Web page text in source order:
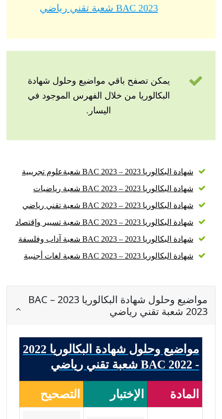
BAC 2023 شعبة تقني رياضي
يمكن تصفح باقي مواضيع وحلول شهادة
البكالوريا من خلال الفهرس الموجود في
اليسار.
شهادة البكالوريا 2023 – BAC 2023 شعبةعلوم تجريبية
شهادة البكالوريا 2023 – BAC 2023 شعبة رياضيات
شهادة البكالوريا 2023 – BAC 2023 شعبة تقني رياضي
شهادة البكالوريا 2023 – BAC 2023 شعبة تسيير وإقتصاد
شهادة البكالوريا 2023 – BAC 2023 شعبة آداب وفلسفة
شهادة البكالوريا 2023 – BAC 2023 شعبة لغات أجنبية
مواضيع وحلول شهادة البكالوريا 2023 – BAC
2023 شعبة تقني رياضي
مواضيع وحلول شهادة البكالوريا 2022
- BAC 2022 شعبة تقني رياضي
المادة الإختبار التصحيح